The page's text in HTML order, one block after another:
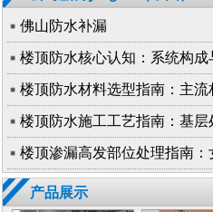
佛山防水补漏
楼顶防水核心认知：系统构成
楼顶防水材料选型指南：主流
楼顶防水施工工艺指南：基层
楼顶渗漏高发部位处理指南：
产品展示